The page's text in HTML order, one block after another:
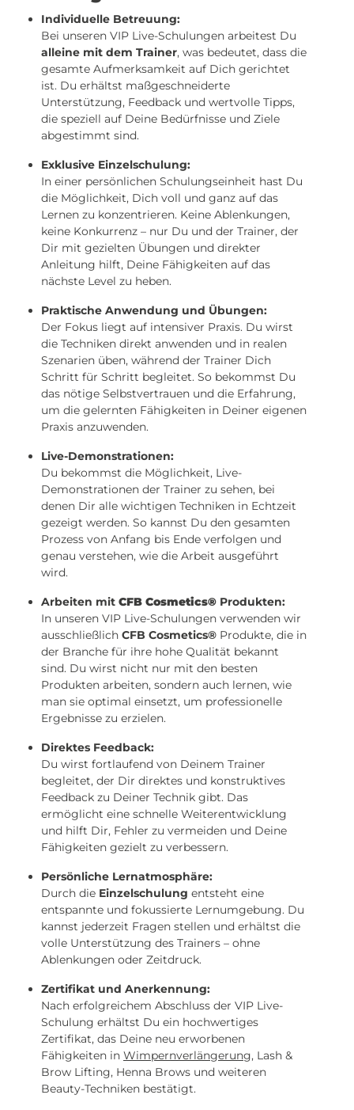
Individuelle Betreuung:
Bei unseren VIP Live-Schulungen arbeitest Du
alleine mit dem Trainer, was bedeutet, dass die
gesamte Aufmerksamkeit auf Dich gerichtet
ist. Du erhältst maßgeschneiderte
Unterstützung, Feedback und wertvolle Tipps,
die speziell auf Deine Bedürfnisse und Ziele
abgestimmt sind.
Exklusive Einzelschulung:
In einer persönlichen Schulungseinheit hast Du
die Möglichkeit, Dich voll und ganz auf das
Lernen zu konzentrieren. Keine Ablenkungen,
keine Konkurrenz – nur Du und der Trainer, der
Dir mit gezielten Übungen und direkter
Anleitung hilft, Deine Fähigkeiten auf das
nächste Level zu heben.
Praktische Anwendung und Übungen:
Der Fokus liegt auf intensiver Praxis. Du wirst
die Techniken direkt anwenden und in realen
Szenarien üben, während der Trainer Dich
Schritt für Schritt begleitet. So bekommst Du
das nötige Selbstvertrauen und die Erfahrung,
um die gelernten Fähigkeiten in Deiner eigenen
Praxis anzuwenden.
Live-Demonstrationen:
Du bekommst die Möglichkeit, Live-
Demonstrationen der Trainer zu sehen, bei
denen Dir alle wichtigen Techniken in Echtzeit
gezeigt werden. So kannst Du den gesamten
Prozess von Anfang bis Ende verfolgen und
genau verstehen, wie die Arbeit ausgeführt
wird.
Arbeiten mit CFB Cosmetics® Produkten:
In unseren VIP Live-Schulungen verwenden wir
ausschließlich CFB Cosmetics® Produkte, die in
der Branche für ihre hohe Qualität bekannt
sind. Du wirst nicht nur mit den besten
Produkten arbeiten, sondern auch lernen, wie
man sie optimal einsetzt, um professionelle
Ergebnisse zu erzielen.
Direktes Feedback:
Du wirst fortlaufend von Deinem Trainer
begleitet, der Dir direktes und konstruktives
Feedback zu Deiner Technik gibt. Das
ermöglicht eine schnelle Weiterentwicklung
und hilft Dir, Fehler zu vermeiden und Deine
Fähigkeiten gezielt zu verbessern.
Persönliche Lernatmosphäre:
Durch die Einzelschulung entsteht eine
entspannte und fokussierte Lernumgebung. Du
kannst jederzeit Fragen stellen und erhältst die
volle Unterstützung des Trainers – ohne
Ablenkungen oder Zeitdruck.
Zertifikat und Anerkennung:
Nach erfolgreichem Abschluss der VIP Live-
Schulung erhältst Du ein hochwertiges
Zertifikat, das Deine neu erworbenen
Fähigkeiten in Wimpernverlängerung, Lash &
Brow Lifting, Henna Brows und weiteren
Beauty-Techniken bestätigt.